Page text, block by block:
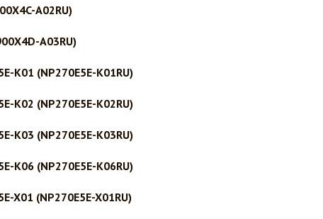
A02RU)
A03RU)
K01 (NP270E5E-K01RU)
K02 (NP270E5E-K02RU)
K03 (NP270E5E-K03RU)
K06 (NP270E5E-K06RU)
X01 (NP270E5E-X01RU)